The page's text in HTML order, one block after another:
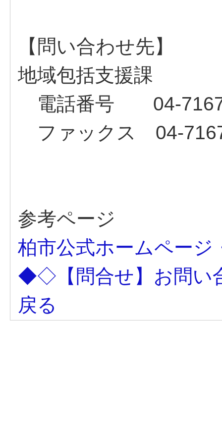
【問い合わせ先】
地域包括支援課
電話番号 04-
ファックス 04-
参考ページ
柏市公式ホームページ
◆◇【問合せ】お問い
戻る